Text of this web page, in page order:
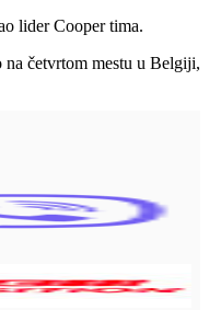
lider Cooper tima.
četvrtom mestu u Belgiji,